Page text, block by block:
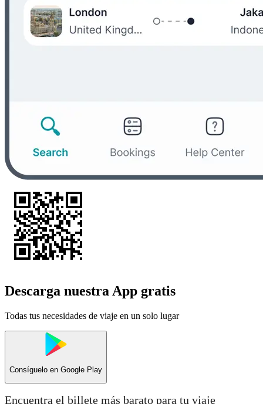
Descarga nuestra App gratis
Todas tus necesidades de viaje en un solo lugar
Consíguelo en Google Play
Encuentra el billete más barato para tu viaje